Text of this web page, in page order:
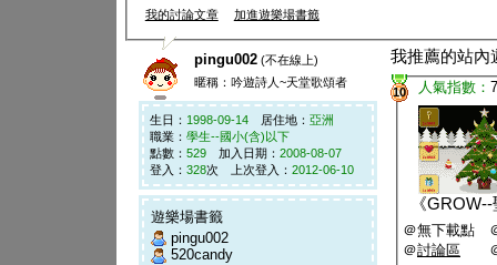
我的討論文章 加進遊樂場書籤
pingu002 (不在線上)
暱稱：吟遊詩人~天堂歌頌者
生日： 1998-09-14 居住地： 亞洲
職業： 學生--國小(含)以下
點數： 529 加入日期： 2008-08-07
登入： 328次 上次登入： 2012-06-10
hello
遊樂場書籤
pingu002
520candy
我推薦的站內
10 人氣指數：
《GROW--
＠無下載點
＠討論區